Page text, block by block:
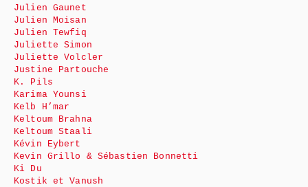
Julien Gaunet
Julien Moisan
Julien Tewfiq
Juliette Simon
Juliette Volcler
Justine Partouche
K. Pils
Karima Younsi
Kelb H’mar
Keltoum Brahna
Keltoum Staali
Kévin Eybert
Kevin Grillo & Sébastien Bonnetti
Ki Du
Kostik et Vanush